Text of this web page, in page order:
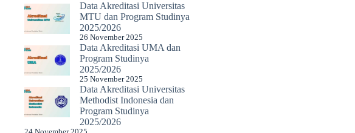
Data Akreditasi Universitas
MTU dan Program Studinya
2025/2026
26 November 2025
Data Akreditasi UMA dan
Program Studinya
2025/2026
25 November 2025
Data Akreditasi Universitas
Methodist Indonesia dan
Program Studinya
2025/2026